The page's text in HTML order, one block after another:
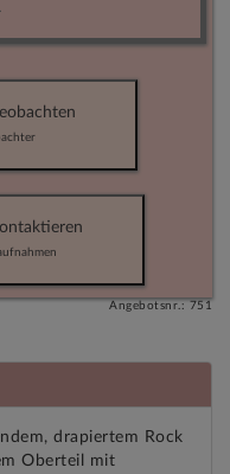
Angebotsnr.: 751
drapiertem Rock
Oberteil mit